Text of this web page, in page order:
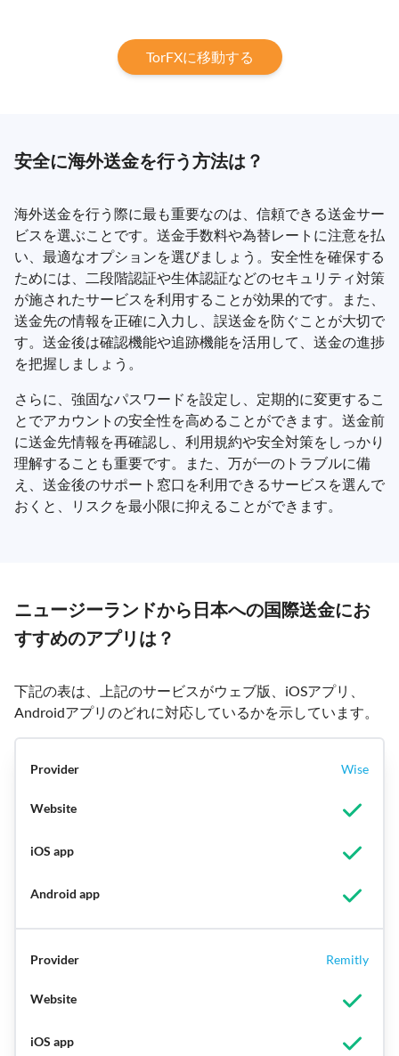
TorFXに移動する
安全に海外送金を行う方法は？
海外送金を行う際に最も重要なのは、信頼できる送金サー
ビスを選ぶことです。送金手数料や為替レートに注意を払
い、最適なオプションを選びましょう。安全性を確保する
ためには、二段階認証や生体認証などのセキュリティ対策
が施されたサービスを利用することが効果的です。また、
送金先の情報を正確に入力し、誤送金を防ぐことが大切で
す。送金後は確認機能や追跡機能を活用して、送金の進捗
を把握しましょう。
さらに、強固なパスワードを設定し、定期的に変更するこ
とでアカウントの安全性を高めることができます。送金前
に送金先情報を再確認し、利用規約や安全対策をしっかり
理解することも重要です。また、万が一のトラブルに備
え、送金後のサポート窓口を利用できるサービスを選んで
おくと、リスクを最小限に抑えることができます。
ニュージーランドから日本への国際送金にお
すすめのアプリは？
下記の表は、上記のサービスがウェブ版、iOSアプリ、
Androidアプリのどれに対応しているかを示しています。
Wise
Remitly